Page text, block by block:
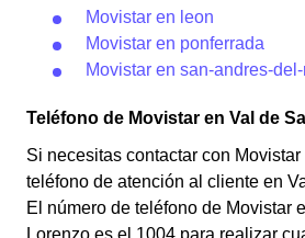
Movistar en leon
Movistar en ponferrada
Movistar en san-andres-
Teléfono de Movistar en Val de
Si necesitas contactar con
teléfono de atención al cliente en
El número de teléfono de Movistar
Lorenzo es el 1004 para realizar